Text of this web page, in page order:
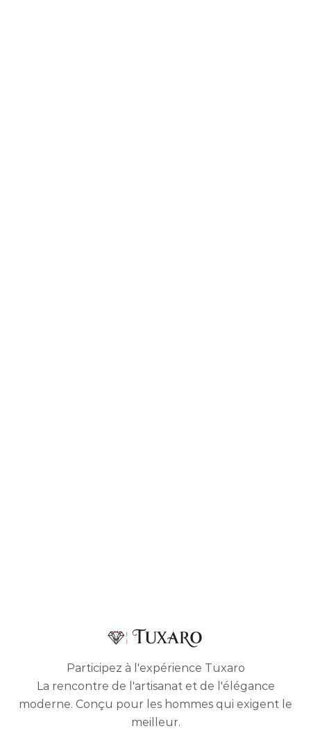
Participez à l'expérience Tuxaro
La rencontre de l'artisanat et de l'élégance
moderne. Conçu pour les hommes qui exigent le
meilleur.